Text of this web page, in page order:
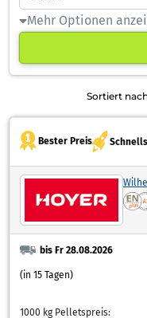
Mehr Optionen
Sortiert
Bester Preis
bis Fr 28.08.2026
(in 15 Tagen)
1000 kg Pelletspreis: